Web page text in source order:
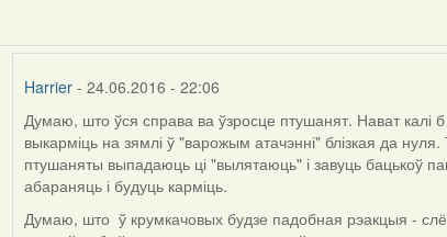
Harrier- 24.06.2016 - 22:06
In
reply
to
by
Дарья
Думаю, што ўся справа ва ўзросце птушанят. Нават калі
выкарміць на зямлі ў "варожым атачэнні" блізкая да
птушаняты выпадаюць ці "вылятаюць" і завуць бацькоў
абараняць і будуць карміць.
Думаю, што ў крумкачовых будзе падобная рэакцыя -